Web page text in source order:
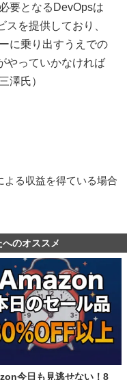
要となるDevOpsは
を提供しており、
に乗り出すうえでの
やっていかなければ
澤氏）
る収益を得ている場合
のオススメ
今日も見逃せない！8